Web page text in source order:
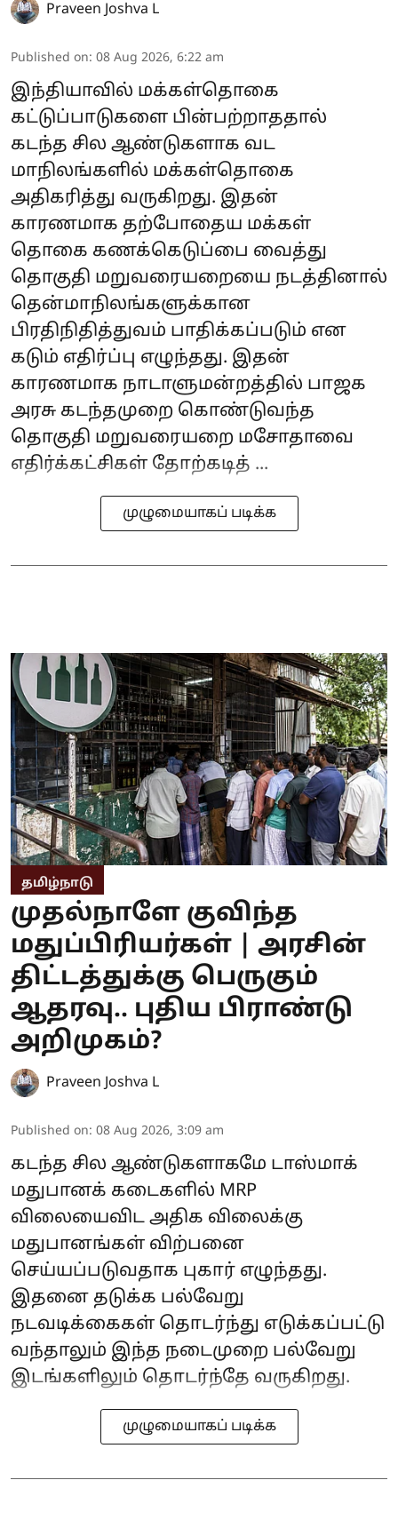
Praveen Joshva L
Published on: 08 Aug 2026, 6:22 am
இந்தியாவில் மக்கள்தொகை
கட்டுப்பாடுகளை பின்பற்றாததால்
கடந்த சில ஆண்டுகளாக வட
மாநிலங்களில் மக்கள்தொகை
அதிகரித்து வருகிறது. இதன்
காரணமாக தற்போதைய மக்கள்
தொகை கணக்கெடுப்பை வைத்து
தொகுதி மறுவரையறையை நடத்தினால்
தென்மாநிலங்களுக்கான
பிரதிநிதித்துவம் பாதிக்கப்படும் என
கடும் எதிர்ப்பு எழுந்தது. இதன்
காரணமாக நாடாளுமன்றத்தில் பாஜக
அரசு கடந்தமுறை கொண்டுவந்த
தொகுதி மறுவரையறை மசோதாவை
எதிர்க்கட்சிகள் தோற்கடித் ...
முழுமையாகப் படிக்க
தமிழ்நாடு
முதல்நாளே குவிந்த
மதுப்பிரியர்கள் | அரசின்
திட்டத்துக்கு பெருகும்
ஆதரவு.. புதிய பிராண்டு
அறிமுகம்?
Praveen Joshva L
Published on: 08 Aug 2026, 3:09 am
கடந்த சில ஆண்டுகளாகமே டாஸ்மாக்
மதுபானக் கடைகளில் MRP
விலையைவிட அதிக விலைக்கு
மதுபானங்கள் விற்பனை
செய்யப்படுவதாக புகார் எழுந்தது.
இதனை தடுக்க பல்வேறு
நடவடிக்கைகள் தொடர்ந்து எடுக்கப்பட்டு
வந்தாலும் இந்த நடைமுறை பல்வேறு
இடங்களிலும் தொடர்ந்தே வருகிறது.
முழுமையாகப் படிக்க